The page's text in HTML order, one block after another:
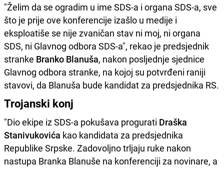
"Želim da se ogradim u ime SDS-a i organa SDS-a, sve
što je prije ove konferencije izašlo u medije i
eksploatiše se nije zvaničan stav ni moj, ni organa
SDS, ni Glavnog odbora SDS-a", rekao je predsjednik
stranke Branko Blanuša, nakon posljednje sjednice
Glavnog odbora stranke, na kojoj su potvrđeni raniji
stavovi, da Blanuša bude kandidat za predsjednika RS.
Trojanski konj
"Dio ekipe iz SDS-a pokušava progurati Draška
Stanivukovića kao kandidata za predsjednika
Republike Srpske. Zadovoljno trljaju ruke nakon
nastupa Branka Blanuše na konferenciji za novinare, a